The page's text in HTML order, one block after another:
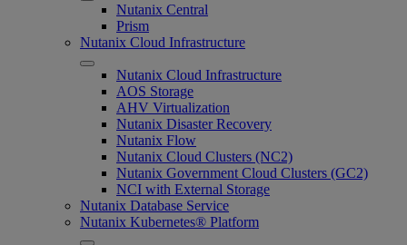
Nutanix Central
Prism
Nutanix Cloud Infrastructure
Nutanix Cloud Infrastructure
AOS Storage
AHV Virtualization
Nutanix Disaster Recovery
Nutanix Flow
Nutanix Cloud Clusters (NC2)
Nutanix Government Cloud Clusters (GC2)
NCI with External Storage
Nutanix Database Service
Nutanix Kubernetes® Platform